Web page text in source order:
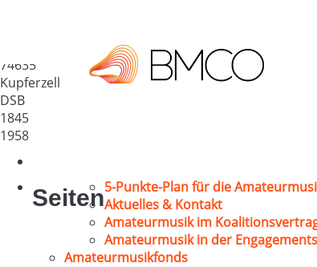
74635
Kupferzell
DSB
1845
1958
Seiten5-Punkte-Plan für die
Aktuelles & Kontakt
Amateurmusik im
Amateurmusik in der
Amateurmusikfonds